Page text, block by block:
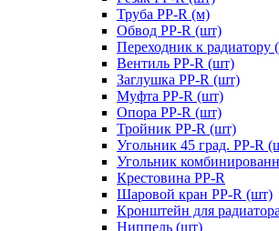
Труба PP-R (м)
Обвод PP-R (шт)
Переходник к радиатору
Вентиль PP-R (шт)
Заглушка PP-R (шт)
Муфта PP-R (шт)
Опора PP-R (шт)
Тройник PP-R (шт)
Угольник 45 град. PP-R
Угольник
Крестовина PP-R
Шаровой кран PP-R (шт)
Кронштейн для
Ниппель (шт)